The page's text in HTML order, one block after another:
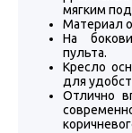
мягким
Материал
На
пульта.
Кресло
для
Отлично